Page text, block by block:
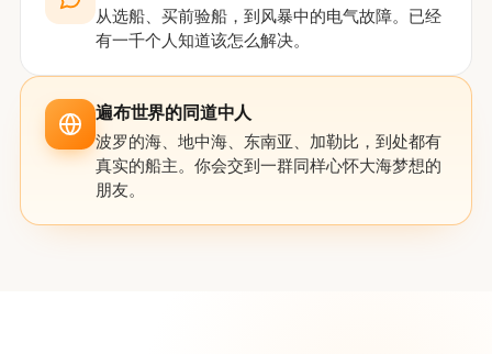
从选船、买前验船，到风暴中的电气故障。已经
有一千个人知道该怎么解决。
遍布世界的同道中人
波罗的海、地中海、东南亚、加勒比，到处都有
真实的船主。你会交到一群同样心怀大海梦想的
朋友。